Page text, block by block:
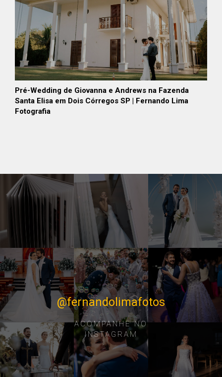
Pré-Wedding de Giovanna e Andrews na Fazenda
Santa Elisa em Dois Córregos SP | Fernando Lima
Fotografia
@fernandolimafotos
ACOMPANHE NO
INSTAGRAM